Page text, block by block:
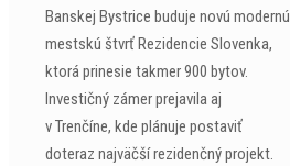
Banskej Bystrice buduje novú modernú
mestskú štvrť Rezidencie Slovenka,
ktorá prinesie takmer 900 bytov.
Investičný zámer prejavila aj
v Trenčíne, kde plánuje postaviť
doteraz najväčší rezidenčný projekt.